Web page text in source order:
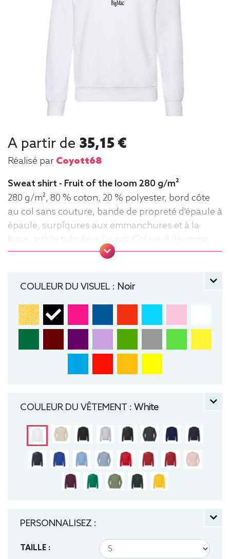
A partir de 35,15 €
Réalisé par Coyott68
Sweat shirt - Fruit of the loom 280 g/m²
280 g/m², 80 % coton, 20 % polyester, bord côte
au col sans couture, bande de propreté d'épaule à
épaule, surpîqures aux emmanchures et à la
base, article tubulaire Sweat, Col rond, Homme
COULEUR DU VISUEL : Noir
COULEUR DU VÊTEMENT : White
PERSONNALISEZ :
TAILLE :